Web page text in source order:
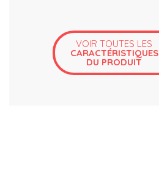
VOIR TOUTES LES
CARACTÉRISTIQUES
DU PRODUIT